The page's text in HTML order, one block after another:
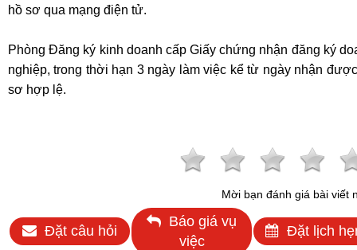
hồ sơ qua mạng điện tử.
Phòng Đăng ký kinh doanh cấp Giấy chứng nhận đăng ký
nghiệp , trong thời hạn 3 ngày làm việc kể từ ngày nhận
sơ hợp lệ.
Mời bạn đánh giá bài viết
Đặt câu hỏi
Báo giá vụ
việc
Đặt lịch